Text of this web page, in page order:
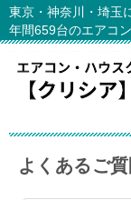
東京・神奈川・埼玉
年間659台のエアコ
よくあるご質